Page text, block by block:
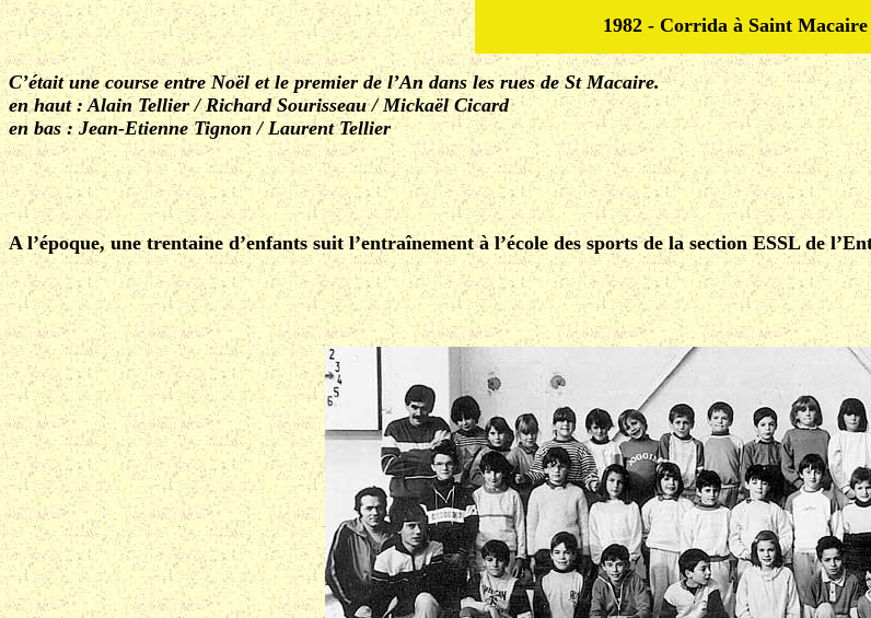
1982 - Corrida à Saint Macaire
C’était une course entre Noël et le premier de l’An dans les rues de St Macaire.
en haut : Alain Tellier / Richard Sourisseau / Mickaël Cicard
en bas : Jean-Etienne Tignon / Laurent Tellier
A l’époque, une trentaine d’enfants suit l’entraînement à l’école des sports de la section ESSL de